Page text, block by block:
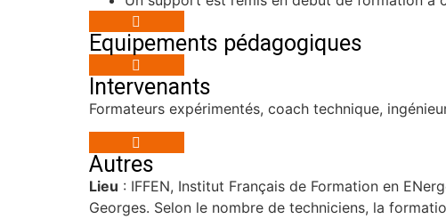
Equipements pédagogiques
Intervenants
Formateurs expérimentés, coach technique,
Autres
Lieu : IFFEN, Institut Français de Formation en
Georges. Selon le nombre de techniciens, la